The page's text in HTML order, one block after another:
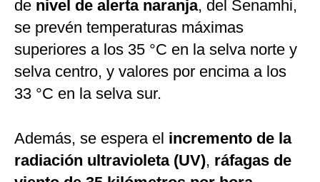
de nivel de alerta naranja, del Senamhi,
se prevén temperaturas máximas
superiores a los 35 °C en la selva norte y
selva centro, y valores por encima a los
33 °C en la selva sur.
Además, se espera el incremento de la
radiación ultravioleta (UV), ráfagas de